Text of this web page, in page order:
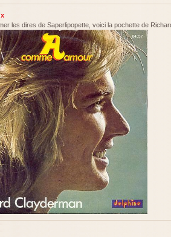
les dires de Saperlipopette, voici la pochette de